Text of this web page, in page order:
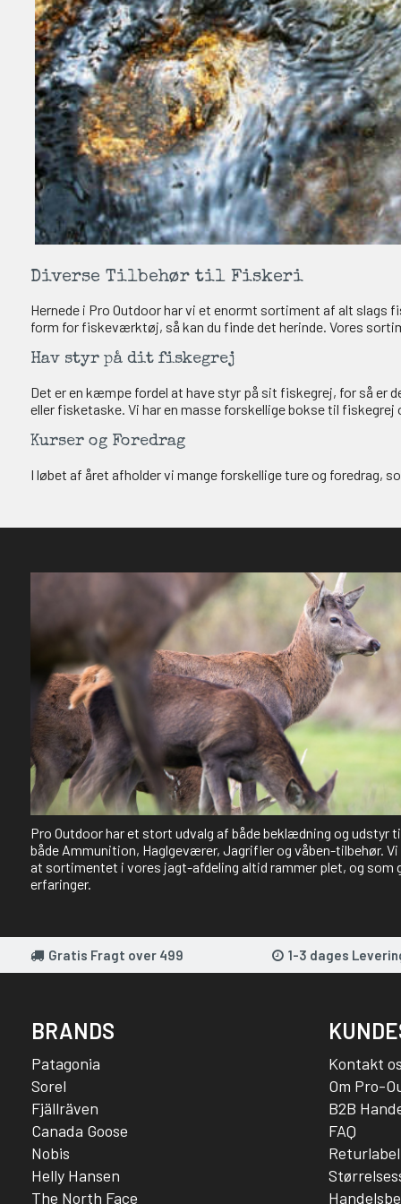
Diverse Tilbehør til Fiskeri
Hernede i Pro Outdoor har vi et enormt sortiment af alt slags
form for fiskeværktøj, så kan du finde det herinde. Vores
Hav styr på dit fiskegrej
Det er en kæmpe fordel at have styr på sit fiskegrej, for så er
eller fisketaske. Vi har en masse forskellige bokse til
Kurser og Foredrag
I løbet af året afholder vi mange forskellige ture og foredrag,
Pro Outdoor har et stort udvalg af både beklædning og udstyr
både Ammunition, Haglgeværer, Jagrifler og våben-tilbehør.
at sortimentet i vores jagt-afdeling altid rammer plet, og som
erfaringer.
Gratis Fragt over 499 1-3 dages
BRANDS
Patagonia
Sorel
Fjällräven
Canada Goose
Nobis
Helly Hansen
The North Face
Kontakt os
Om Pro-
B2B
FAQ
Returlabel